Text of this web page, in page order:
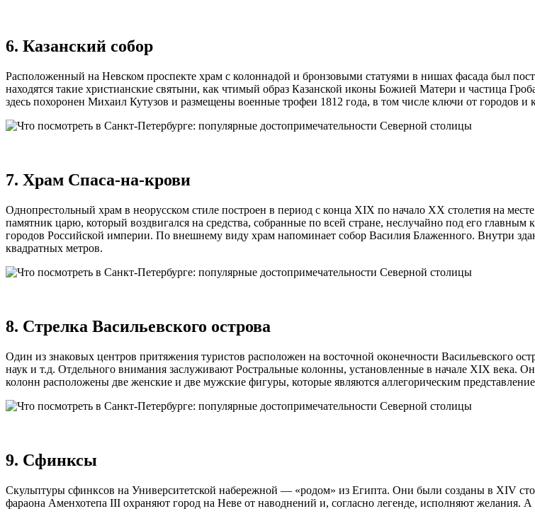
6. Казанский собор
Расположенный на Невском проспекте храм с колоннадой и бронзовыми статуями в нишах фасада был
находятся такие христианские святыни, как чтимый образ Казанской иконы Божией Матери и частица
здесь похоронен Михаил Кутузов и размещены военные трофеи 1812 года, в том числе ключи от городов и
7. Храм Спаса-на-крови
Однопрестольный храм в неорусском стиле построен в период с конца XIX по начало XX столетия на
памятник царю, который воздвигался на средства, собранные по всей стране, неслучайно под его
городов Российской империи. По внешнему виду храм напоминает собор Василия Блаженного. Внутри
квадратных метров.
8. Стрелка Васильевского острова
Один из знаковых центров притяжения туристов расположен на восточной оконечности Васильевского
наук и т.д. Отдельного внимания заслуживают Ростральные колонны, установленные в начале XIX века.
колонн расположены две женские и две мужские фигуры, которые являются аллегорическим
9. Сфинксы
Скульптуры сфинксов на Университетской набережной — «родом» из Египта. Они были созданы в XIV
фараона Аменхотепа III охраняют город на Неве от наводнений и, согласно легенде, исполняют желания. А